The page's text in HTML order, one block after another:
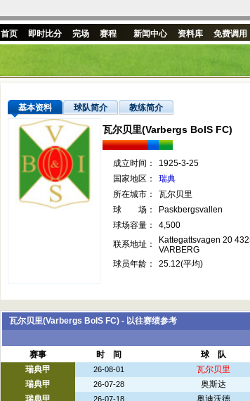
首页 即时比分 完场 赛程 新闻中心 资料库 免费调用
基本资料 球队简介 教练简介
瓦尔贝里(Varbergs BoIS FC)
成立时间：
1925-3-25
国家地区：
瑞典
所在城市：
瓦尔贝里
球 场：
Paskbergsvallen
球场容量：
4,500
联系地址：
Kattegattsvagen 20
VARBERG
球员年龄：
25.12(平均)
瓦尔贝里(Varbergs BoIS FC) - 以往赛绩参考
赛事
时 间 球 队
瑞典甲
26-08-01 瓦尔贝里
瑞典甲
26-07-28 奥斯达
瑞典甲
26-07-18 奥迪沃德